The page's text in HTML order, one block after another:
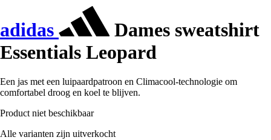
adidas
Dames sweatshirt
Essentials Leopard
Een jas met een luipaardpatroon en Climacool-technologie om
comfortabel droog en koel te blijven.
Product niet beschikbaar
Alle varianten zijn uitverkocht